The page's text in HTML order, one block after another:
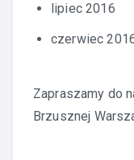
lipiec 2016
czerwiec
Zapraszamy do
Brzusznej